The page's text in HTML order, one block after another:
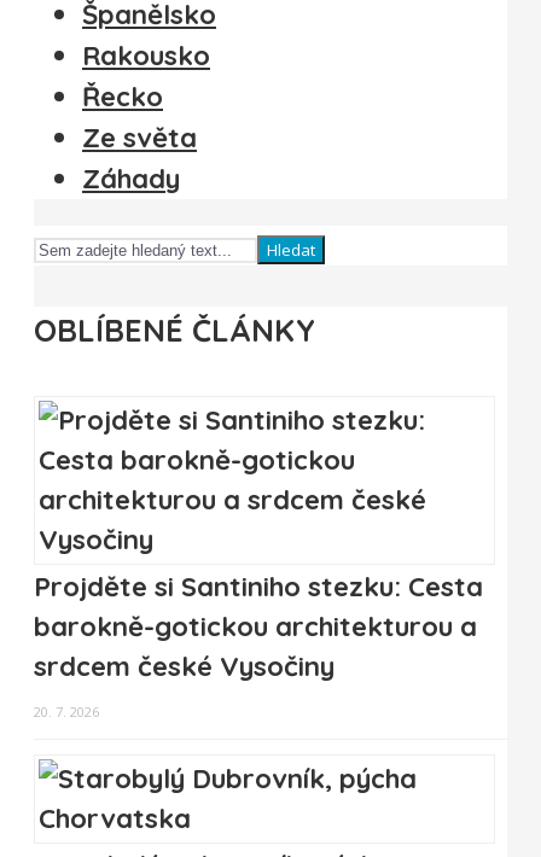
Španělsko
Rakousko
Řecko
Ze světa
Záhady
Hledat
OBLÍBENÉ ČLÁNKY
Projděte si Santiniho stezku: Cesta
barokně-gotickou architekturou a
srdcem české Vysočiny
20. 7. 2026